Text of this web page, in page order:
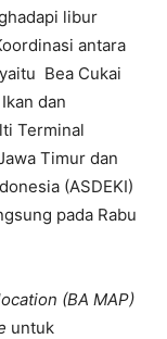
libur
antara
Bea Cukai
dan
Terminal
Timur dan
(ASDEKI)
pada Rabu
(BA MAP)
untuk